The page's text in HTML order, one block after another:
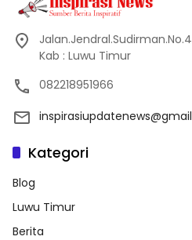
Kab : Luwu Timur
082218951966
Kategori
Blog
Luwu Timur
Berita